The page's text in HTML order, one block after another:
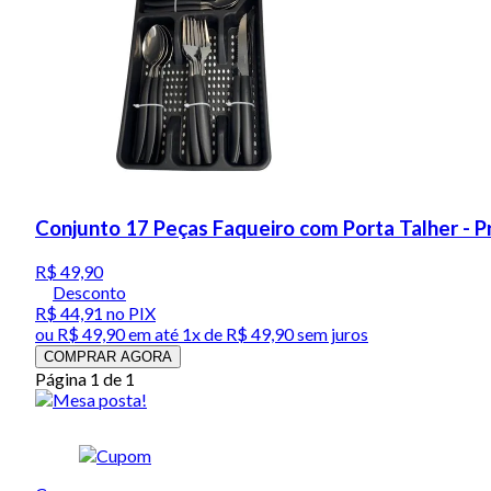
Conjunto 17 Peças Faqueiro com Porta Talher -
R$ 49,90
Desconto
R$ 44,91 no PIX
ou R$ 49,90em até 1x de R$ 49,90sem juros
COMPRAR AGORA
Página 1 de 1